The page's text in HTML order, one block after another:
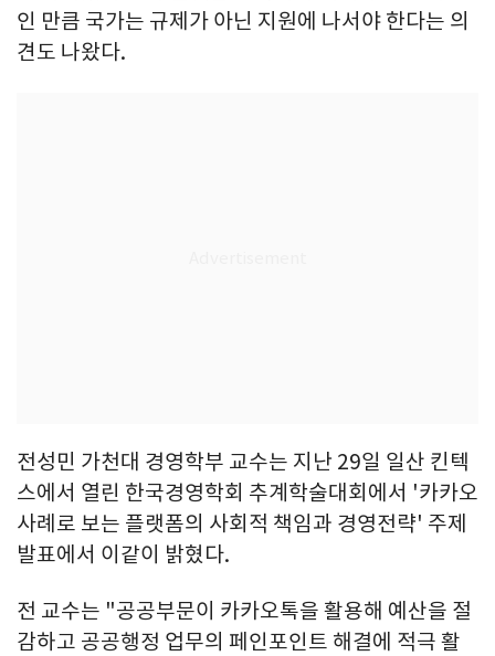
인 만큼 국가는 규제가 아닌 지원에 나서야 한다는 의
견도 나왔다.
전성민 가천대 경영학부 교수는 지난 29일 일산 킨텍
스에서 열린 한국경영학회 추계학술대회에서 '카카오
사례로 보는 플랫폼의 사회적 책임과 경영전략' 주제
발표에서 이같이 밝혔다.
전 교수는 "공공부문이 카카오톡을 활용해 예산을 절
감하고 공공행정 업무의 페인포인트 해결에 적극 활